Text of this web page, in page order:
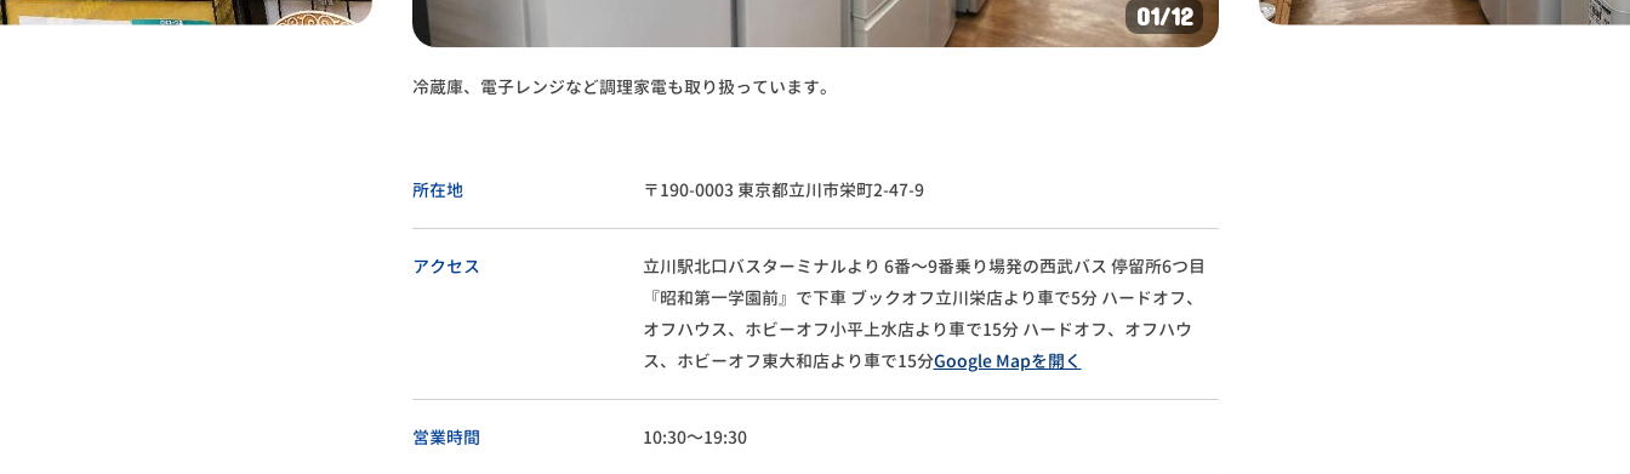
01/12
冷蔵庫、電子レンジなど調理家電も取り扱っています。
所在地 〒190-0003 東京都立川市栄町2-47-9
アクセス 立川駅北口バスターミナルより 6番～9番乗り場発の西武バス 停留所6つ目
『昭和第一学園前』で下車ブックオフ立川栄店より車で5分ハードオフ、
オフハウス、ホビーオフ小平上水店より車で15分ハードオフ、オフハウ
ス、ホビーオフ東大和店より車で15分Google Mapを開く
営業時間 10:30～19:30